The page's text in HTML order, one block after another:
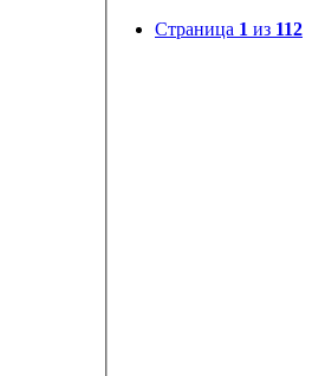
Страница 1 из 112